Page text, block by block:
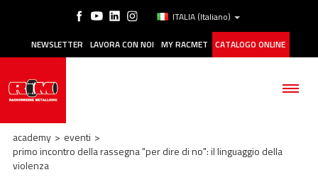
ITALIA (Italiano)
NEWSLETTER LAVORA CON NOI MY RACMET CATALOGO ONLINE
academy > eventi >
primo incontro della rassegna "per dire di no": il linguaggio della
violenza